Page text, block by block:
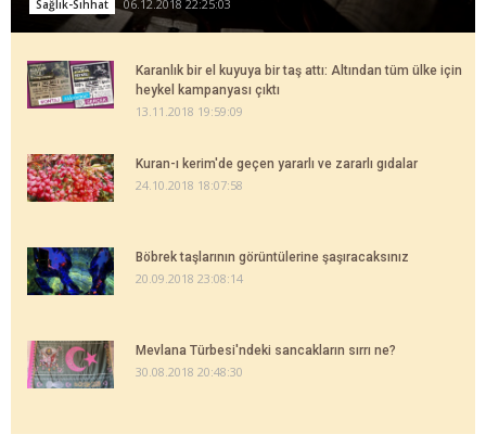
Sağlık-Sıhhat 06.12.2018 22:25:03
Karanlık bir el kuyuya bir taş attı: Altından tüm ülke için
heykel kampanyası çıktı
13.11.2018 19:59:09
Kuran-ı kerim'de geçen yararlı ve zararlı gıdalar
24.10.2018 18:07:58
Böbrek taşlarının görüntülerine şaşıracaksınız
20.09.2018 23:08:14
Mevlana Türbesi'ndeki sancakların sırrı ne?
30.08.2018 20:48:30